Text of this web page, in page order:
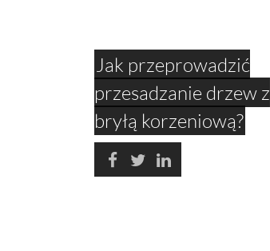
Jak przeprowadzić
przesadzanie drzew z
bryłą korzeniową?